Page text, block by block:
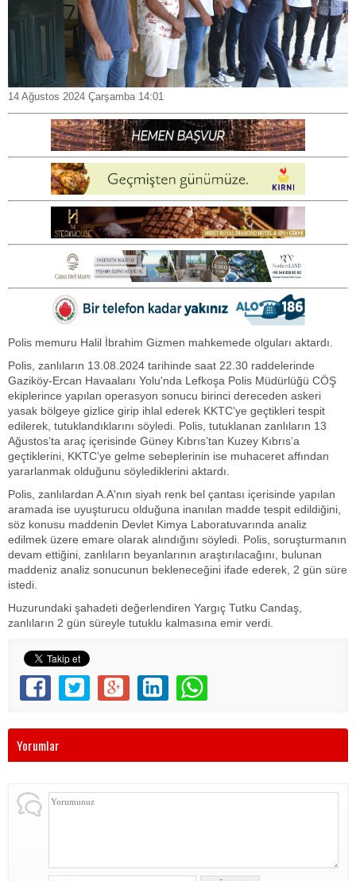
14 Ağustos 2024 Çarşamba 14:01
Polis memuru Halil İbrahim Gizmen mahkemede olguları aktardı.
Polis, zanlıların 13.08.2024 tarihinde saat 22.30 raddelerinde
Gaziköy-Ercan Havaalanı Yolu'nda Lefkoşa Polis Müdürlüğü CÖŞ
ekiplerince yapılan operasyon sonucu birinci dereceden askeri
yasak bölgeye gizlice girip ihlal ederek KKTC'ye geçtikleri tespit
edilerek, tutuklandıklarını söyledi. Polis, tutuklanan zanlıların 13
Ağustos’ta araç içerisinde Güney Kıbrıs’tan Kuzey Kıbrıs’a
geçtiklerini, KKTC’ye gelme sebeplerinin ise muhaceret affından
yararlanmak olduğunu söylediklerini aktardı.
Polis, zanlılardan A.A'nın siyah renk bel çantası içerisinde yapılan
aramada ise uyuşturucu olduğuna inanılan madde tespit edildiğini,
söz konusu maddenin Devlet Kimya Laboratuvarında analiz
edilmek üzere emare olarak alındığını söyledi. Polis, soruşturmanın
devam ettiğini, zanlıların beyanlarının araştırılacağını, bulunan
maddeniz analiz sonucunun bekleneceğini ifade ederek, 2 gün süre
istedi.
Huzurundaki şahadeti değerlendiren Yargıç Tutku Candaş,
zanlıların 2 gün süreyle tutuklu kalmasına emir verdi.
Yorumlar